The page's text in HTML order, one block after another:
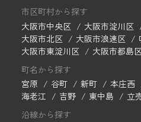
市区町村から探す
大阪市中央区
大阪市淀川区
大阪市北区
大阪市浪速区
大阪市東淀川区
大阪市都島
町名から探す
宮原
谷町 新町 本庄西
海老江
吉野 東中島
立
沿線から探す